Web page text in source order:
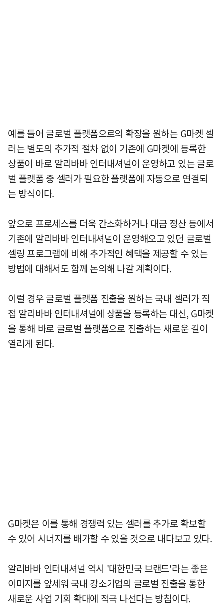
예를 들어 글로벌 플랫폼으로의 확장을 원하는 G마켓 셀
러는 별도의 추가적 절차 없이 기존에 G마켓에 등록한
상품이 바로 알리바바 인터내셔널이 운영하고 있는 글로
벌 플랫폼 중 셀러가 필요한 플랫폼에 자동으로 연결되
는 방식이다.
앞으로 프로세스를 더욱 간소화하거나 대금 정산 등에서
기존에 알리바바 인터내셔널이 운영해오고 있던 글로벌
셀링 프로그램에 비해 추가적인 혜택을 제공할 수 있는
방법에 대해서도 함께 논의해 나갈 계획이다.
이럴 경우 글로벌 플랫폼 진출을 원하는 국내 셀러가 직
접 알리바바 인터내셔널에 상품을 등록하는 대신, G마켓
을 통해 바로 글로벌 플랫폼으로 진출하는 새로운 길이
열리게 된다.
G마켓은 이를 통해 경쟁력 있는 셀러를 추가로 확보할
수 있어 시너지를 배가할 수 있을 것으로 내다보고 있다.
알리바바 인터내셔널 역시 '대한민국 브랜드'라는 좋은
이미지를 앞세워 국내 강소기업의 글로벌 진출을 통한
새로운 사업 기회 확대에 적극 나선다는 방침이다.